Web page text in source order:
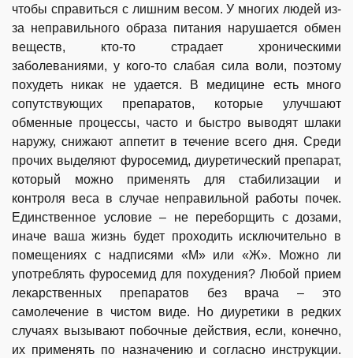
чтобы справиться с лишним весом. У многих людей из-
за неправильного образа питания нарушается обмен
веществ, кто-то страдает хроническими
заболеваниями, у кого-то слабая сила воли, поэтому
похудеть никак не удается. В медицине есть много
сопутствующих препаратов, которые улучшают
обменные процессы, часто и быстро выводят шлаки
наружу, снижают аппетит в течение всего дня. Среди
прочих выделяют фуросемид, диуретический препарат,
который можно применять для стабилизации и
контроля веса в случае неправильной работы почек.
Единственное условие – не переборщить с дозами,
иначе ваша жизнь будет проходить исключительно в
помещениях с надписями «М» или «Ж». Можно ли
употреблять фуросемид для похудения? Любой прием
лекарственных препаратов без врача – это
самолечение в чистом виде. Но диуретики в редких
случаях вызывают побочные действия, если, конечно,
их применять по назначению и согласно инструкции.